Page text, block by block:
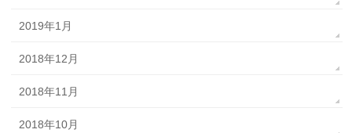
2019年1月
2018年12月
2018年11月
2018年10月